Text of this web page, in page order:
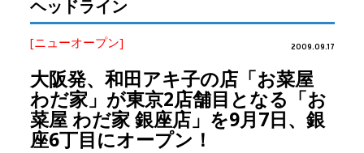
ヘッドライン
[ニューオープン] 2009.09.17
大阪発、和田アキ子の店「お菜屋
わだ家」が東京2店舗目となる「お
菜屋 わだ家 銀座店」を9月7日、銀
座6丁目にオープン！